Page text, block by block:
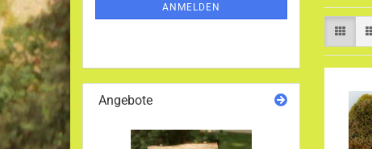
ANMELDEN
Angebote